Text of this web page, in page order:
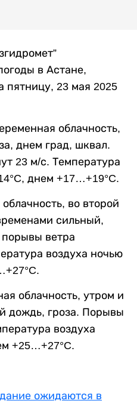
в Астане,
23 мая 2025
облачность,
днем град, шквал.
23 м/с. Температура
днем +17…+19°C.
во второй
сильный,
порывы ветра
воздуха ночью
облачность, утром и
дождь, гроза. Порывы
воздуха
+25…+27°C.
ожидаются в